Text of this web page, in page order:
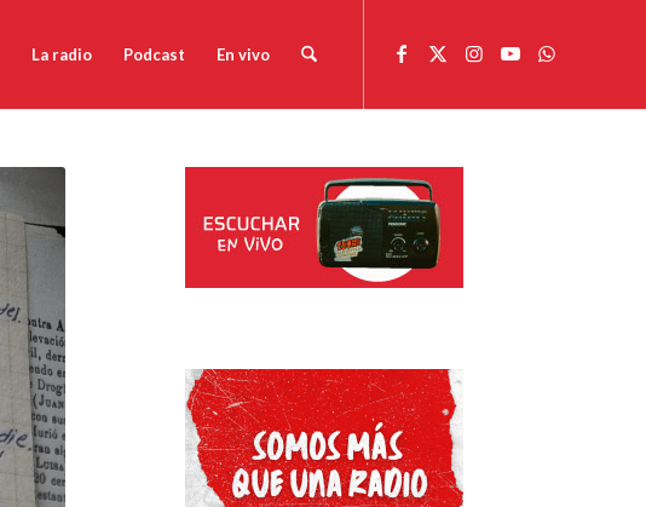
La radio Podcast En vivo